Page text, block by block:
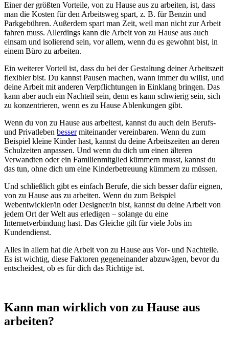
Einer der größten Vorteile, von zu Hause aus zu arbeiten, ist, dass
man die Kosten für den Arbeitsweg spart, z. B. für Benzin und
Parkgebühren. Außerdem spart man Zeit, weil man nicht zur Arbeit
fahren muss. Allerdings kann die Arbeit von zu Hause aus auch
einsam und isolierend sein, vor allem, wenn du es gewohnt bist, in
einem Büro zu arbeiten.
Ein weiterer Vorteil ist, dass du bei der Gestaltung deiner Arbeitszeit
flexibler bist. Du kannst Pausen machen, wann immer du willst, und
deine Arbeit mit anderen Verpflichtungen in Einklang bringen. Das
kann aber auch ein Nachteil sein, denn es kann schwierig sein, sich
zu konzentrieren, wenn es zu Hause Ablenkungen gibt.
Wenn du von zu Hause aus arbeitest, kannst du auch dein Berufs-
und Privatleben bessermiteinander vereinbaren. Wenn du zum
Beispiel kleine Kinder hast, kannst du deine Arbeitszeiten an deren
Schulzeiten anpassen. Und wenn du dich um einen älteren
Verwandten oder ein Familienmitglied kümmern musst, kannst du
das tun, ohne dich um eine Kinderbetreuung kümmern zu müssen.
Und schließlich gibt es einfach Berufe, die sich besser dafür eignen,
von zu Hause aus zu arbeiten. Wenn du zum Beispiel
Webentwickler/in oder Designer/in bist, kannst du deine Arbeit von
jedem Ort der Welt aus erledigen – solange du eine
Internetverbindung hast. Das Gleiche gilt für viele Jobs im
Kundendienst.
Alles in allem hat die Arbeit von zu Hause aus Vor- und Nachteile.
Es ist wichtig, diese Faktoren gegeneinander abzuwägen, bevor du
entscheidest, ob es für dich das Richtige ist.
Kann man wirklich von zu Hause aus
arbeiten?